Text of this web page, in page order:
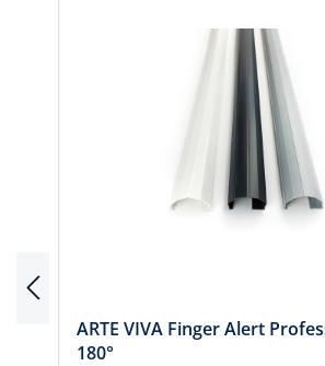
ARTE VIVA Finger Alert
180°